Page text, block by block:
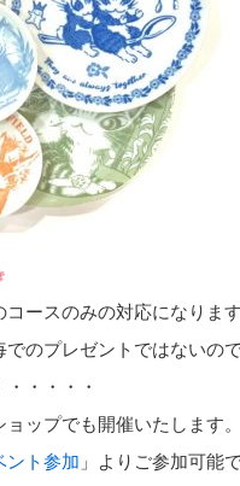
スのみの対応になりま
のプレゼントではないの
・・・・・
ョップでも開催いたします
ント参加 」よりご参加可能